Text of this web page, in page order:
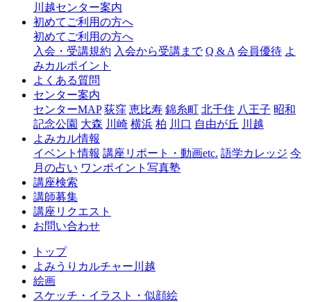
ャ
越
川越センター案内
初めてご利用の方へ
初めてご利用の方へ
入会・受講規約 入会から受講まで Q & A 会員優待 よ
みカルポイント
よくある質問
センター案内
センターMAP 荻窪 恵比寿 錦糸町 北千住 八王子 昭和
記念公園 大森 川崎 横浜 柏 川口 自由が丘 川越
よみカル情報
イベント情報 講座リポート・動画etc. 語学カレッジ 今
月の占い ワンポイント写真塾
講座検索
講師募集
講座リクエスト
お問い合わせ
トップ
よみうりカルチャー川越
絵画
スケッチ・イラスト・似顔絵